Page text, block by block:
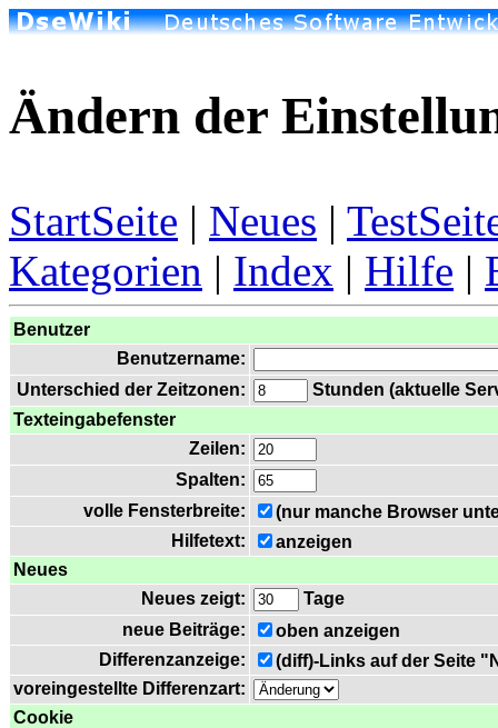
Ändern der
StartSeite | Neues |
Kategorien | Index | Hilfe |
Benutzer
Benutzername:
Unterschied der Zeitzonen:
Stunden (aktuelle
Texteingabefenster
Zeilen:
Spalten:
volle Fensterbreite:
(nur manche Browser
Hilfetext:
anzeigen
Neues
Neues zeigt:
Tage
neue Beiträge:
oben anzeigen
Differenzanzeige:
(diff)-Links auf der Seite
voreingestellte Differenzart:
Cookie